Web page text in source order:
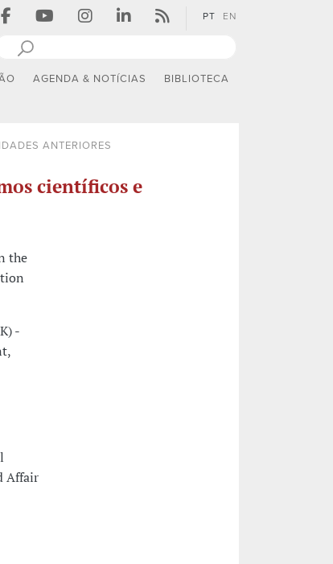
PT EN
AGENDA & NOTÍCIAS BIBLIOTECA
ANTERIORES
científicos e
the
-
Affair